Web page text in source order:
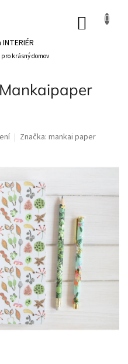
krásný domov
Značka: mankai paper